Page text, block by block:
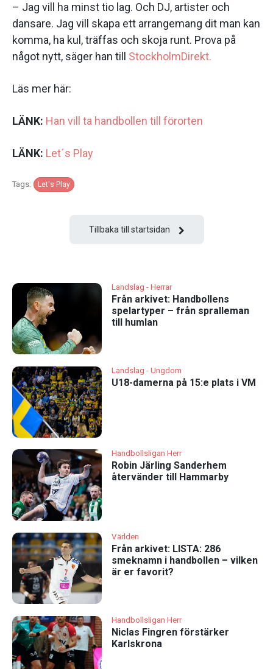
– Jag vill ha minst tio lag. Och DJ, artister och
dansare. Jag vill skapa ett arrangemang dit man kan
komma, ha kul, träffas och skoja runt. Prova på
något nytt, säger han till StockholmDirekt.
Läs mer här:
LÄNK: Han vill ta handbollen till förorten
LÄNK: Let´s Play
Tags: Let's Play
Tillbaka till startsidan
Landslag - Herrar
Från arkivet: Handbollens
spelartyper – från spralleman
till humlan
Landslag - Ungdom
U18-damerna på 15:e plats i VM
Handbollsligan Herr
Robin Järling Sanderhem
återvänder till Hammarby
Världen
Från arkivet: LISTA: 286
smeknamn i handbollen – vilken
är er favorit?
Handbollsligan Herr
Niclas Fingren förstärker
Karlskrona